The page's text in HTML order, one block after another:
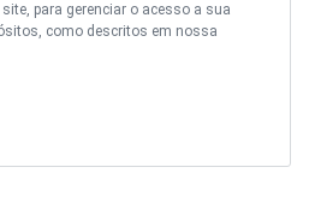
para gerenciar o acesso a sua
como descritos em nossa